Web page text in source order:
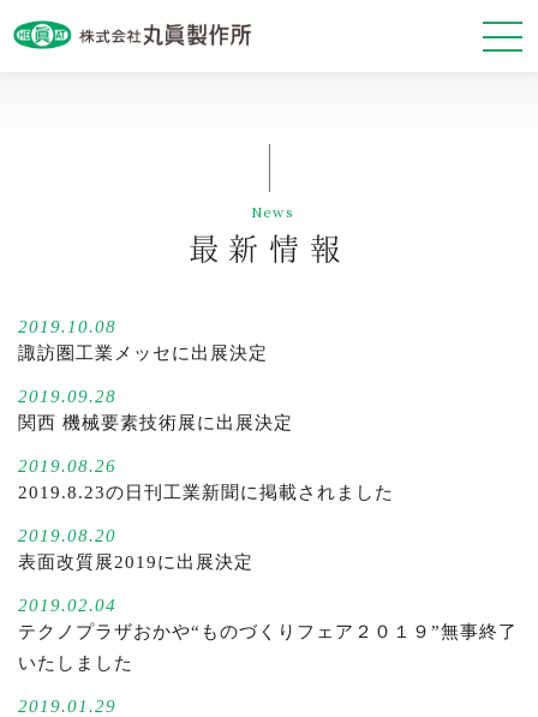
会社案内
基本方針
お問い合わせ・資料請求
News
最新情報
2019.10.08
諏訪圏工業メッセに出展決定
2019.09.28
関西 機械要素技術展に出展決定
2019.08.26
2019.8.23の日刊工業新聞に掲載されました
2019.08.20
表面改質展2019に出展決定
2019.02.04
テクノプラザおかや“ものづくりフェア２０１９”無事終了
いたしました
2019.01.29